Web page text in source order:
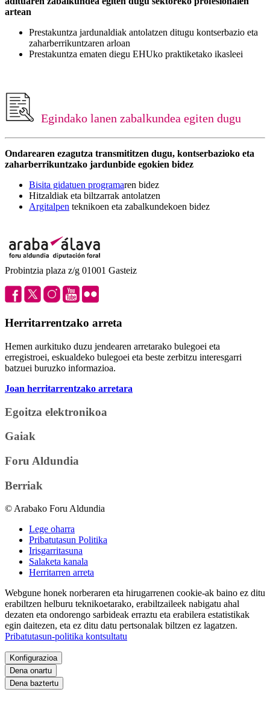
artean
Prestakuntza jardunaldiak antolatzen ditugu kontserbazio eta
zaharberrikuntzaren arloan
Prestakuntza ematen diegu EHUko praktiketako ikasleei
Egindako lanen zabalkundea egiten dugu
Ondarearen ezagutza transmititzen dugu, kontserbazioko eta
zaharberrikuntzako jardunbide egokien bidez
Bisita gidatuen programaren bidez
Hitzaldiak eta biltzarrak antolatzen
Argitalpen teknikoen eta zabalkundekoen bidez
Probintzia plaza z/g 01001 Gasteiz
Herritarrentzako arreta
Hemen aurkituko duzu jendearen arretarako bulegoei eta
erregistroei, eskualdeko bulegoei eta beste zerbitzu interesgarri
batzuei buruzko informazioa.
Joan herritarrentzako arretara
Egoitza elektronikoa
Gaiak
Foru Aldundia
Berriak
© Arabako Foru Aldundia
Lege oharra
Pribatutasun Politika
Irisgarritasuna
Salaketa kanala
Herritarren arreta
Webgune honek norberaren eta hirugarrenen cookie-ak baino ez ditu
erabiltzen helburu teknikoetarako, erabiltzaileek nabigatu ahal
dezaten eta ondorengo sarbideak erraztu eta erabilera estatistikak
egin daitezen, eta ez ditu datu pertsonalak biltzen ez lagatzen.
Pribatutasun-politika kontsultatu
Konfigurazioa
Dena onartu
Dena baztertu